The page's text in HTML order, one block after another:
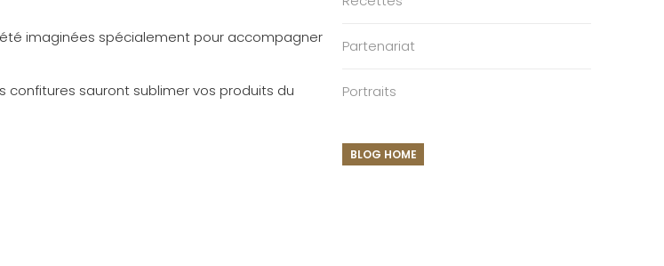
imaginées spécialement pour accompagner
sauront sublimer vos produits du
Partenariat
Portraits
BLOG HOME